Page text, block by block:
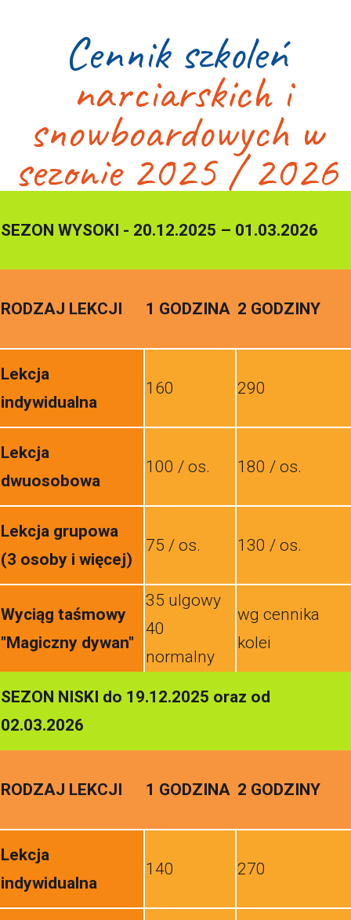
Cennik szkoleń
narciarskich i
snowboardowych w
sezonie 2025 / 2026
SEZON WYSOKI - 20.12.2025 – 01.03.2026
RODZAJ LEKCJI 1 GODZINA 2 GODZINY
Lekcja
indywidualna
160 290
Lekcja
dwuosobowa
100 / os. 180 / os.
Lekcja grupowa
(3 osoby i więcej)
75 / os. 130 / os.
Wyciąg taśmowy
"Magiczny dywan"
35 ulgowy
40
normalny
wg cennika
kolei
SEZON NISKI do 19.12.2025 oraz od
02.03.2026
RODZAJ LEKCJI 1 GODZINA 2 GODZINY
Lekcja
indywidualna
140 270